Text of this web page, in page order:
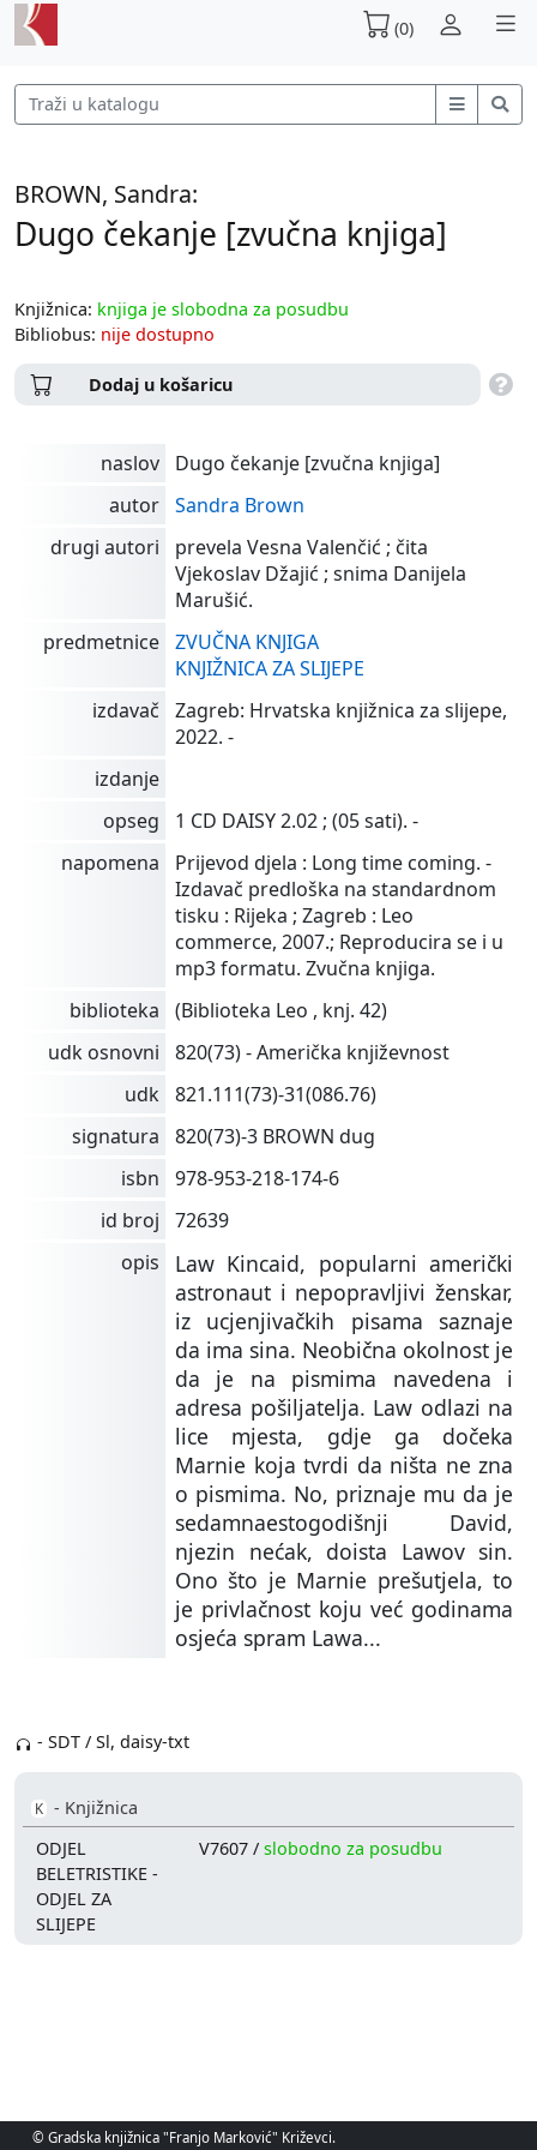
(0)
BROWN, Sandra:
Dugo čekanje [zvučna knjiga]
Knjižnica: knjiga je slobodna za posudbu
Bibliobus: nije dostupno
Dodaj u košaricu
naslov
Dugo čekanje [zvučna knjiga]
autor Sandra Brown
drugi autori
prevela Vesna Valenčić ; čita
Vjekoslav Džajić ; snima Danijela
Marušić.
predmetnice ZVUČNA KNJIGA
KNJIŽNICA ZA SLIJEPE
izdavač
Zagreb: Hrvatska knjižnica za slijepe,
2022. -
izdanje
opseg
1 CD DAISY 2.02 ; (05 sati). -
napomena
Prijevod djela : Long time coming. -
Izdavač predloška na standardnom
tisku : Rijeka ; Zagreb : Leo
commerce, 2007.; Reproducira se i u
mp3 formatu. Zvučna knjiga.
biblioteka
(Biblioteka Leo , knj. 42)
udk osnovni
820(73) - Američka književnost
udk 821.111(73)-31(086.76)
signatura
820(73)-3 BROWN dug
isbn
978-953-218-174-6
id broj
72639
opis
Law Kincaid, popularni američki
astronaut i nepopravljivi ženskar,
iz ucjenjivačkih pisama saznaje
da ima sina. Neobična okolnost je
da je na pismima navedena i
adresa pošiljatelja. Law odlazi na
lice mjesta, gdje ga dočeka
Marnie koja tvrdi da ništa ne zna
o pismima. No, priznaje mu da je
sedamnaestogodišnji David,
njezin nećak, doista Lawov sin.
Ono što je Marnie prešutjela, to
je privlačnost koju već godinama
osjeća spram Lawa...
- SDT / Sl, daisy-txt
K - Knjižnica
ODJEL
BELETRISTIKE -
ODJEL ZA
SLIJEPE
V7607 /slobodno za posudbu
© Gradska knjižnica "Franjo Marković" Križevci.